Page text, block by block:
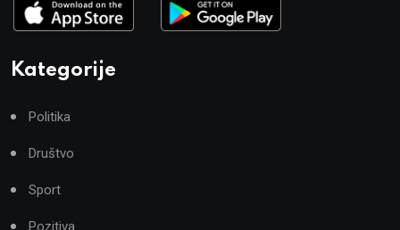
Kategorije
Politika
Društvo
Sport
Pozitiva